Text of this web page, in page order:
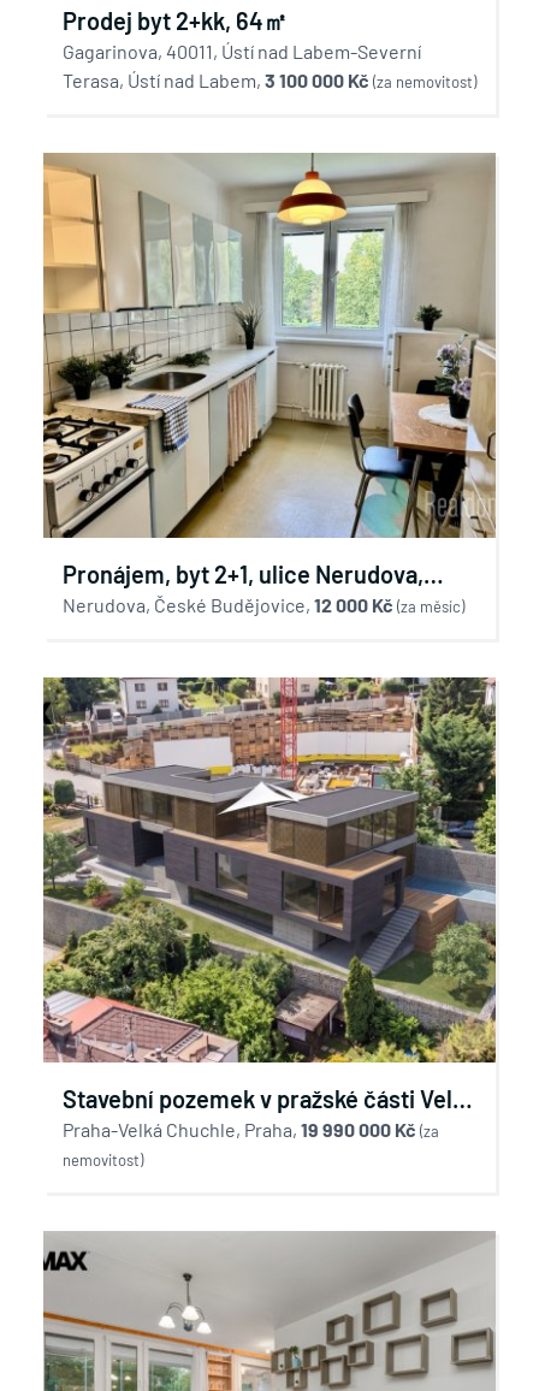
Prodej byt 2+kk, 64㎡
Gagarinova, 40011, Ústí nad Labem-Severní
Terasa, Ústí nad Labem, 3 100 000 Kč (za nemovitost)
Pronájem, byt 2+1, ulice Nerudova,
České Budějovice
Nerudova, České Budějovice, 12 000 Kč (za měsíc)
Stavební pozemek v pražské části Velká
Chuchle
Praha-Velká Chuchle, Praha, 19 990 000 Kč (za
nemovitost)